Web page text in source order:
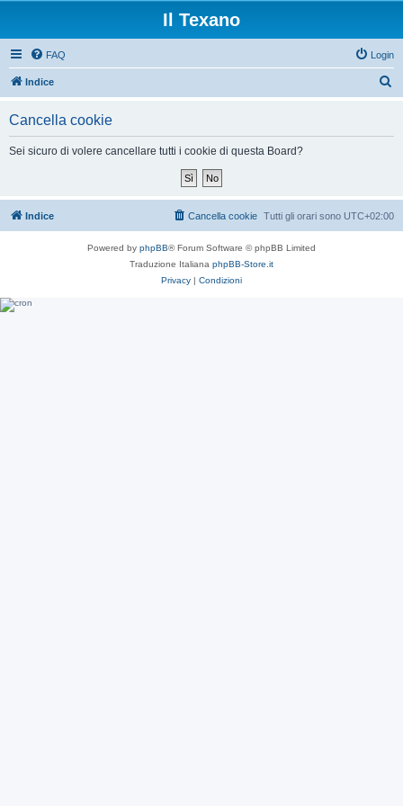
Il Texano
FAQ Login
Indice
Cancella cookie
Sei sicuro di volere cancellare tutti i cookie di questa Board?
Indice Tutti gli orari sono UTC+02:00
Cancella cookie
Powered by phpBB® Forum Software © phpBB Limited
Traduzione Italiana phpBB-Store.it
Privacy | Condizioni